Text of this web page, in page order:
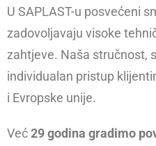
U SAPLAST-u posvećeni
zadovoljavaju visoke
zahtjeve. Naša stručnost,
individualan pristup
i Evropske unije.
Već29 godina gradimo